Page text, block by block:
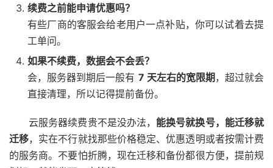
续费之前能申请优惠吗？
有些厂商的客服会给老用户一点补贴，你可以试着去提
工单问。
如果不续费，数据会不会丢？
会，服务器到期后一般有 7 天左右的宽限期 ，超过就会
直接清理，所以记得提前备份。
云服务器续费贵不是没办法， 能换号就换号，能迁移就
迁移，实在不行就找那些价格稳定、优惠透明或者按需计费
的服务商。不要怕折腾，现在迁移和备份都很方便，提前规